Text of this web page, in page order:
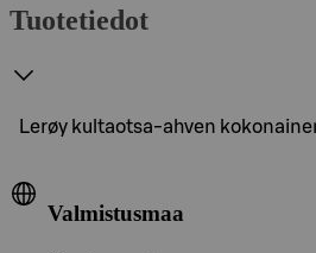
Tuotetiedot
Lerøy kultaotsa-ahven
Valmistusmaa